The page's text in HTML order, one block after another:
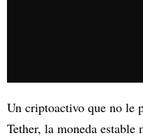
Un criptoactivo que no le
Tether, la moneda estable